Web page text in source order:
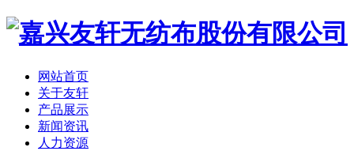
网站首页
关于友轩
产品展示
新闻资讯
人力资源